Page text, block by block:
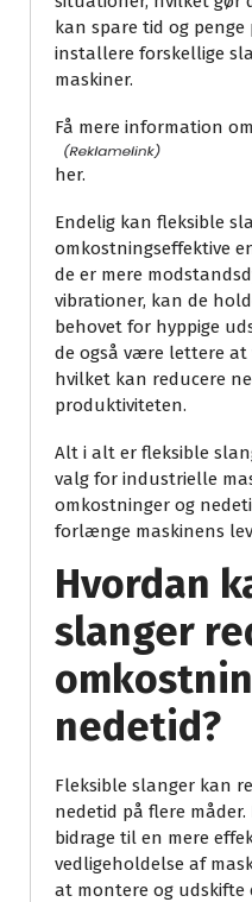
kan spare tid og
installere forskellige
maskiner.
Få mere information om
her.
Endelig kan fleksible
omkostningseffektive
de er mere
vibrationer, kan de
behovet for hyppige
de også være lettere at
hvilket kan reducere
produktiviteten.
Alt i alt er fleksible
valg for industrielle
omkostninger og
forlænge maskinens
Hvordan
slanger
nedetid?
Fleksible slanger kan
nedetid på flere
bidrage til en mere
vedligeholdelse af
at montere og